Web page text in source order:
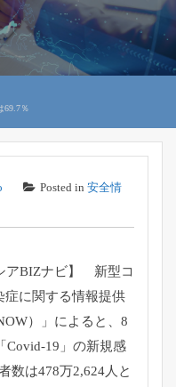
69.7％
Posted in 安全情
アBIZナビ】 新型コ
症に関する情報提供
）」によると、8
Covid-19」の新規感
数は478万2,624人と